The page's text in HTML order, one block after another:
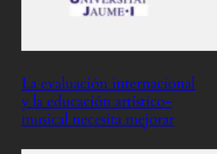
La evaluación internacional
y la educación artístico-
musical necesita mejorar